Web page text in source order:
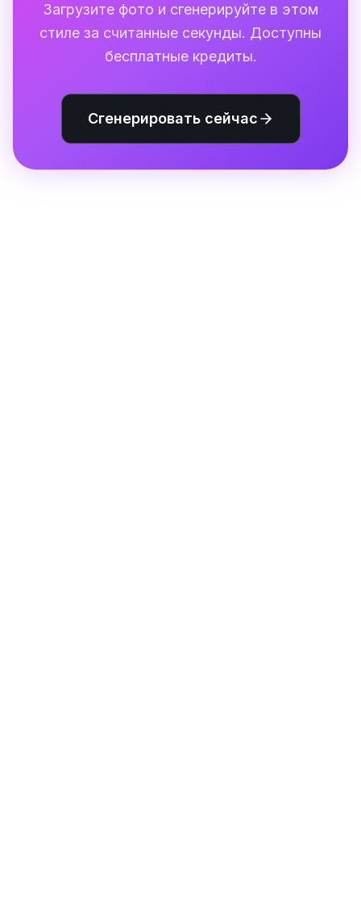
Загрузите фото и сгенерируйте в этом
стиле за считанные секунды. Доступны
бесплатные кредиты.
Сгенерировать сейчас